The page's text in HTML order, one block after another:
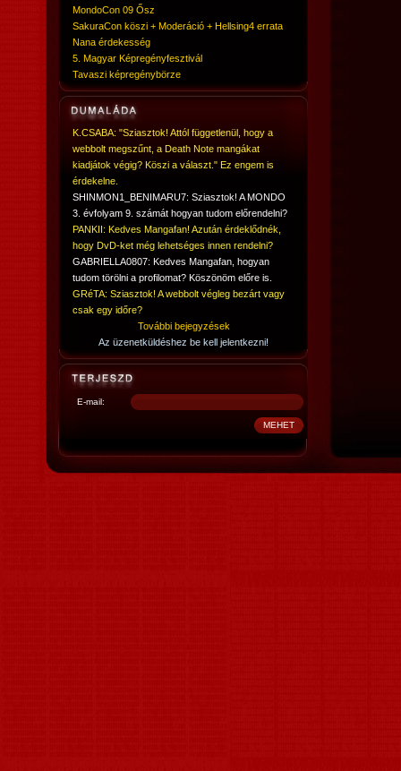
MondoCon 09 Ősz
SakuraCon köszi + Moderáció + Hellsing4 errata
Nana érdekesség
5. Magyar Képregényfesztivál
Tavaszi képregénybörze
K.CSABA: "Sziasztok! Attól függetlenül, hogy a
webbolt megszűnt, a Death Note mangákat
kiadjátok végig? Köszi a választ." Ez engem is
érdekelne.
SHINMON1_BENIMARU7: Sziasztok! A MONDO
3. évfolyam 9. számát hogyan tudom előrendelni?
PANKII: Kedves Mangafan! Azután érdeklődnék,
hogy DvD-ket még lehetséges innen rendelni?
GABRIELLA0807: Kedves Mangafan, hogyan
tudom törölni a profilomat? Köszönöm előre is.
GRéTA: Sziasztok! A webbolt végleg bezárt vagy
csak egy időre?
További bejegyzések
Az üzenetküldéshez be kell jelentkezni!
E-mail: